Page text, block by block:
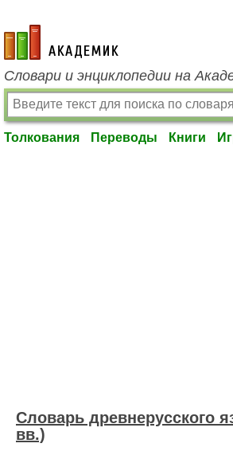
academic.ru
Словари и энциклопедии на
Толкования Переводы Книги
Словарь древнерусского
вв.)